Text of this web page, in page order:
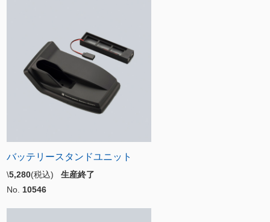
バッテリースタンドユニット
\5,280(税込) 生産終了
No. 10546